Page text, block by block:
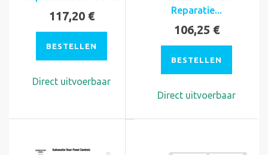
117,20 €
BESTELLEN
Direct uitvoerbaar
Reparatie...
106,25 €
BESTELLEN
Direct uitvoerbaar